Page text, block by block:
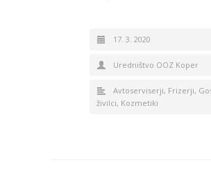
17. 3. 2020
Uredništvo OOZ Koper
Avtoserviserji, Frizerji,
živilci, Kozmetiki